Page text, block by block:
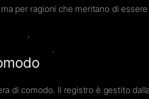
per ragioni che meritano di
di comodo. Il registro è gestito dalla